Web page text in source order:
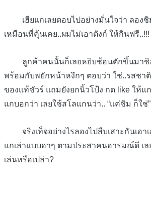
เฮียแกเลยตอบไปอย่างมั่นใจว่า ลอง
เหมือนที่คุ้นเคย..ผมไม่เอาตังก์ ให้กินฟรี..!!!
ลูกค้าคนนั้นก็เลยหยิบช้อนตักขึ้นมาชิม
พร้อมกับพยักหน้าหงึกๆ ตอบว่า ใช่..รสชา
ของแท้ชัวร์ แถมยังยกนิ้วโป้ง กด like ให้แ
แกบอกว่า เลยใช้สโลแกนว่า.. “แค่ชิม ก็ใ
จริงเท็จอย่างไรลองไปสืบเสาะกันเอาเ
แกเล่าแบบฮาๆ ตามประสาคนอารมณ์ดี เล
เล่นหรือเปล่า?